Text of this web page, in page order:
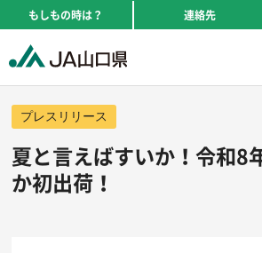
もしもの時は？ 連絡先
プレスリリース
夏と言えばすいか！令和8
か初出荷！